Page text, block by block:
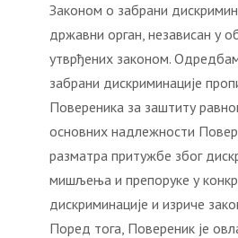
Законом о забрани
државни орган, независан у
утврђених законом.
забрани дискриминације
Повереника за заштиту
основних надлежности
разматра притужбе због
мишљења и препоруке у
дискриминације и изриче
Поред тога, Повереник је